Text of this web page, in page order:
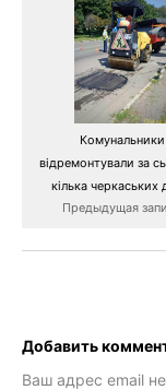
Комунальники
відремонтували за
кілька черкаських
Предыдущая
Добавить
Ваш адрес email